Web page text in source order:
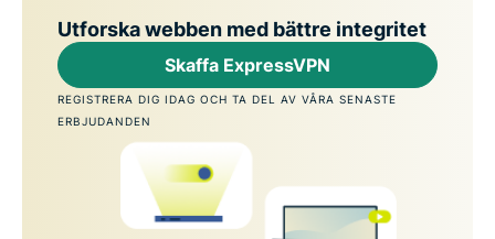
Utforska webben med bättre integritet
Skaffa ExpressVPN
REGISTRERA DIG IDAG OCH TA DEL AV VÅRA SENASTE
ERBJUDANDEN